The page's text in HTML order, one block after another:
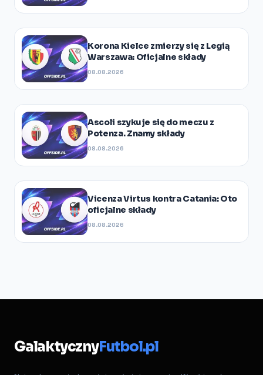
Korona Kielce zmierzy się z Legią
Warszawa: Oficjalne składy
08.08.2026
Ascoli szykuje się do meczu z
Potenza. Znamy składy
08.08.2026
Vicenza Virtus kontra Catania: Oto
oficjalne składy
08.08.2026
GalaktycznyFutbol.pl